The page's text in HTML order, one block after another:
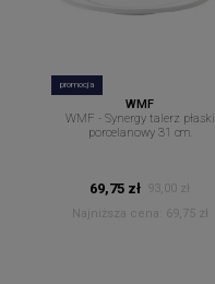
promocja
WMF
WMF - Synergy talerz płaski
porcelanowy 31 cm.
69,75 zł 93,00 zł
Najniższa cena:
69,75 zł